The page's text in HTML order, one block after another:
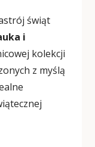
świąt
i
kolekcji
z myślą